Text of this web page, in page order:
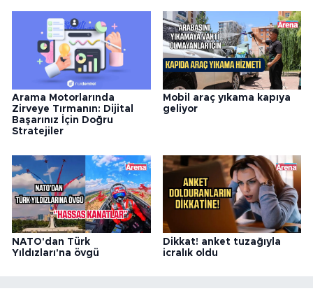
Arama Motorlarında
Zirveye Tırmanın: Dijital
Başarınız İçin Doğru
Stratejiler
Mobil araç yıkama kapıya
geliyor
NATO'dan Türk
Yıldızları'na övgü
Dikkat! anket tuzağıyla
icralık oldu